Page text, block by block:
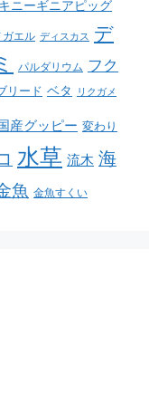
ニーギニアピッグ
ガエル ディスカス デ
パルダリウム フク
リード ベタ リクガメ
産グッピー 変わり
水草 流木 海
魚 金魚すくい